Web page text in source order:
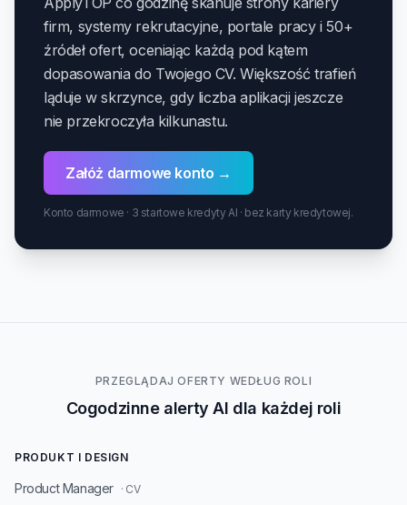
firm, systemy rekrutacyjne, portale pracy i 50+
źródeł ofert, oceniając każdą pod kątem
dopasowania do Twojego CV. Większość trafień
ląduje w skrzynce, gdy liczba aplikacji jeszcze
nie przekroczyła kilkunastu.
Załóż darmowe konto →
Konto darmowe · 3 startowe kredyty AI · bez karty kredytowej.
PRZEGLĄDAJ OFERTY WEDŁUG ROLI
Cogodzinne alerty AI dla każdej roli
PRODUKT I DESIGN
Product Manager · CV